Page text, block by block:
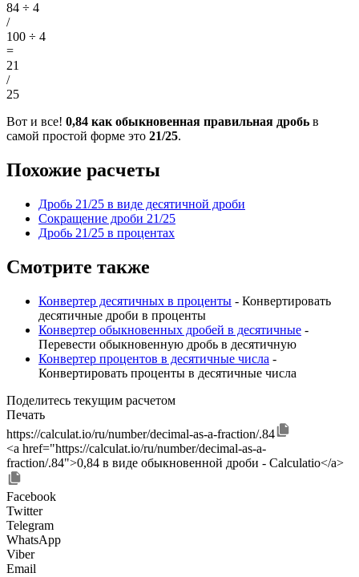
84 ÷ 4
/
100 ÷ 4
=
21
/
25
Вот и все! 0,84 как обыкновенная правильная дробь в
самой простой форме это 21/25.
Похожие расчеты
Дробь 21/25 в виде десятичной дроби
Сокращение дроби 21/25
Дробь 21/25 в процентах
Смотрите также
Конвертер десятичных в проценты - Конвертировать
десятичные дроби в проценты
Конвертер обыкновенных дробей в десятичные -
Перевести обыкновенную дробь в десятичную
Конвертер процентов в десятичные числа -
Конвертировать проценты в десятичные числа
Поделитесь текущим расчетом
Печать
https://calculat.io/ru/number/decimal-as-a-fraction/.84
<a href="https://calculat.io/ru/number/decimal-as-a-
fraction/.84">0,84 в виде обыкновенной дроби - Calculatio</a>
Facebook
Twitter
Telegram
WhatsApp
Viber
Email